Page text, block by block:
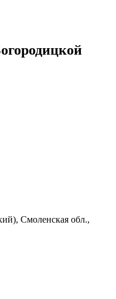
Смоленская обл.,